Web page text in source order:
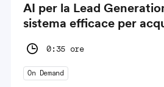
AI per la Lead
sistema efficace per
0:35 ore
On Demand